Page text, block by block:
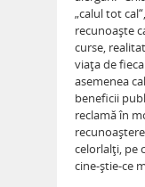
„calul tot
recunoaşte
curse,
viaţa de
asemenea
beneficii
reclamă în
celorlalţi, pe
cine-ştie-ce